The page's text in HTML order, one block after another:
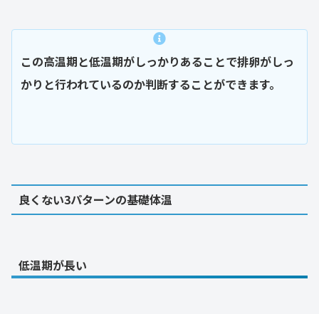
この高温期と低温期がしっかりあることで排卵がしっ
かりと行われているのか判断することができます。
良くない3パターンの基礎体温
低温期が長い